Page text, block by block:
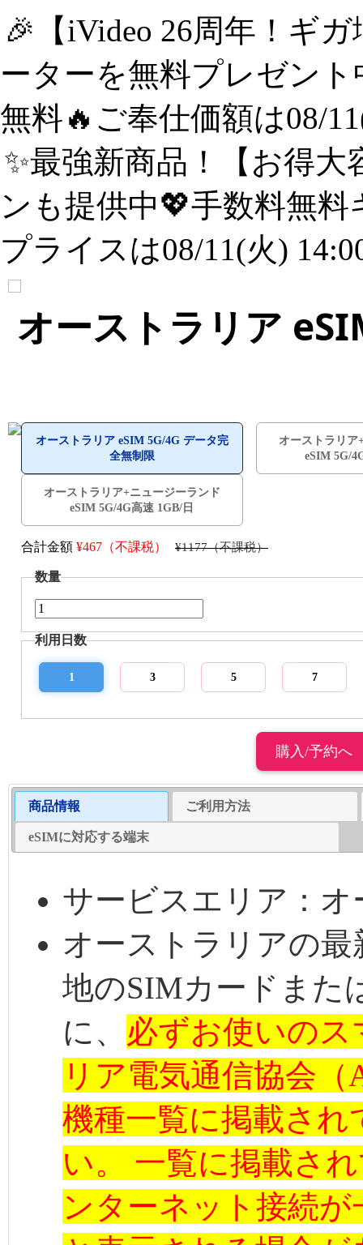
🎉【iVideo 26周年！ギ
ーターを無料プレゼン
無料🔥ご奉仕価額は08/
✨️最強新商品！【お得
ンも提供中💖手数料無
プライスは08/11(火)
オーストラリア
オーストラリア eSIM 5G/4G データ完
全無制限
オーストラリア
eSIM 5G/
オーストラリア+ニュージーランド
eSIM 5G/4G高速 1GB/日
合計金額 ¥467（不課税） ¥1177（不課税）
数量
利用日数
1 3 5 7
商品情報 ご利用方法
eSIMに対応する端末
サービスエリア：
オーストラリアの
地のSIMカードまた
に、 必ずお使いの
リア電気通信協会
機種一覧に掲載さ
い。 一覧に掲載さ
ンターネット接続